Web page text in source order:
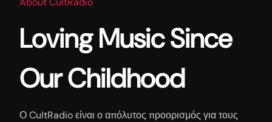
Loving Music Since
Our Childhood
Ο CultRadio είναι ο απόλυτος προορισμός για τους